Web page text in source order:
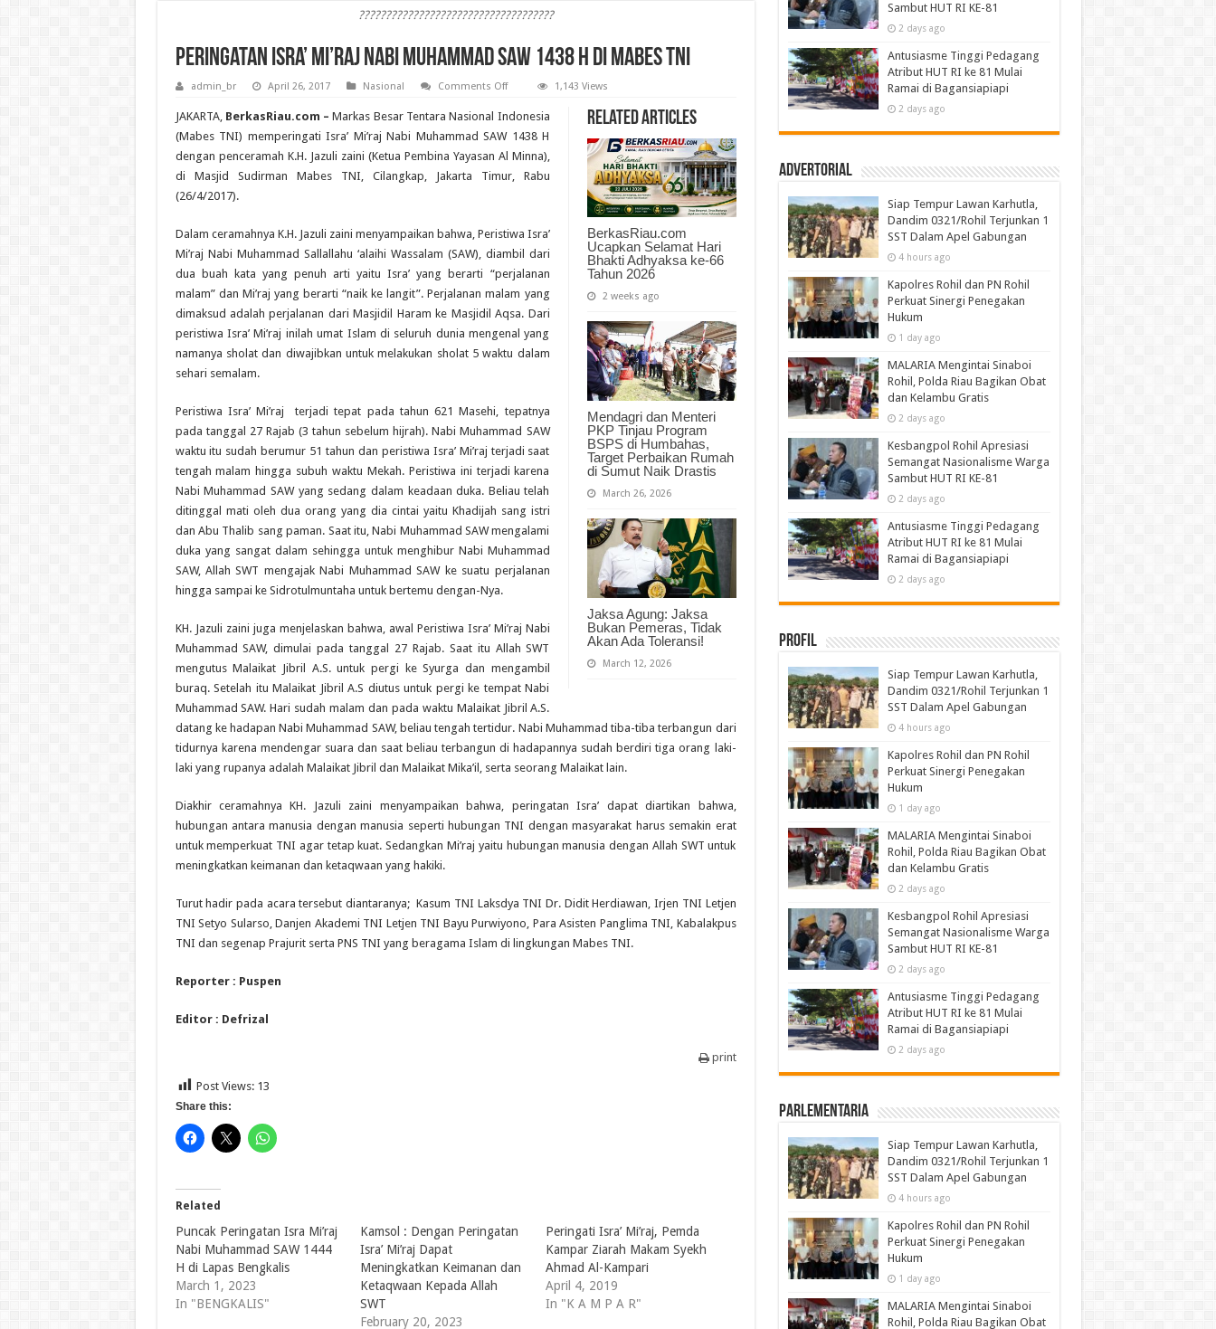
????????????????????????????????????
Peringatan Isra’ Mi’raj Nabi Muhammad SAW 1438 H di Mabes TNI
admin_br April 26, 2017 Nasional Comments Offon
Mi’raj
Nabi
Muhammad
SAW
H
1,143 Views
Related Articles
BerkasRiau.com
Ucapkan Selamat Hari
Bhakti Adhyaksa ke-66
Tahun 2026
2 weeks ago
Mendagri dan Menteri
PKP Tinjau Program
BSPS di Humbahas,
Target Perbaikan Rumah
di Sumut Naik Drastis
March 26, 2026
Jaksa Agung: Jaksa
Bukan Pemeras, Tidak
Akan Ada Toleransi!
March 12, 2026
JAKARTA, BerkasRiau.com – Markas Besar Tentara Nasional Indonesia
(Mabes TNI) memperingati Isra’ Mi’raj Nabi Muhammad SAW 1438 H
dengan penceramah K.H. Jazuli zaini (Ketua Pembina Yayasan Al Minna),
di Masjid Sudirman Mabes TNI, Cilangkap, Jakarta Timur, Rabu
(26/4/2017).
Dalam ceramahnya K.H. Jazuli zaini menyampaikan bahwa, Peristiwa Isra’
Mi’raj Nabi Muhammad Sallallahu ‘alaihi Wassalam (SAW), diambil dari
dua buah kata yang penuh arti yaitu Isra’ yang berarti “perjalanan
malam” dan Mi’raj yang berarti “naik ke langit”. Perjalanan malam yang
dimaksud adalah perjalanan dari Masjidil Haram ke Masjidil Aqsa. Dari
peristiwa Isra’ Mi’raj inilah umat Islam di seluruh dunia mengenal yang
namanya sholat dan diwajibkan untuk melakukan sholat 5 waktu dalam
sehari semalam.
Peristiwa Isra’ Mi’raj terjadi tepat pada tahun 621 Masehi, tepatnya
pada tanggal 27 Rajab (3 tahun sebelum hijrah). Nabi Muhammad SAW
waktu itu sudah berumur 51 tahun dan peristiwa Isra’ Mi’raj terjadi saat
tengah malam hingga subuh waktu Mekah. Peristiwa ini terjadi karena
Nabi Muhammad SAW yang sedang dalam keadaan duka. Beliau telah
ditinggal mati oleh dua orang yang dia cintai yaitu Khadijah sang istri
dan Abu Thalib sang paman. Saat itu, Nabi Muhammad SAW mengalami
duka yang sangat dalam sehingga untuk menghibur Nabi Muhammad
SAW, Allah SWT mengajak Nabi Muhammad SAW ke suatu perjalanan
hingga sampai ke Sidrotulmuntaha untuk bertemu dengan-Nya.
KH. Jazuli zaini juga menjelaskan bahwa, awal Peristiwa Isra’ Mi’raj Nabi
Muhammad SAW, dimulai pada tanggal 27 Rajab. Saat itu Allah SWT
mengutus Malaikat Jibril A.S. untuk pergi ke Syurga dan mengambil
buraq. Setelah itu Malaikat Jibril A.S diutus untuk pergi ke tempat Nabi
Muhammad SAW. Hari sudah malam dan pada waktu Malaikat Jibril A.S.
datang ke hadapan Nabi Muhammad SAW, beliau tengah tertidur. Nabi Muhammad tiba-tiba terbangun dari
tidurnya karena mendengar suara dan saat beliau terbangun di hadapannya sudah berdiri tiga orang laki-
laki yang rupanya adalah Malaikat Jibril dan Malaikat Mika’il, serta seorang Malaikat lain.
Diakhir ceramahnya KH. Jazuli zaini menyampaikan bahwa, peringatan Isra’ dapat diartikan bahwa,
hubungan antara manusia dengan manusia seperti hubungan TNI dengan masyarakat harus semakin erat
untuk memperkuat TNI agar tetap kuat. Sedangkan Mi’raj yaitu hubungan manusia dengan Allah SWT untuk
meningkatkan keimanan dan ketaqwaan yang hakiki.
Turut hadir pada acara tersebut diantaranya; Kasum TNI Laksdya TNI Dr. Didit Herdiawan, Irjen TNI Letjen
TNI Setyo Sularso, Danjen Akademi TNI Letjen TNI Bayu Purwiyono, Para Asisten Panglima TNI, Kabalakpus
TNI dan segenap Prajurit serta PNS TNI yang beragama Islam di lingkungan Mabes TNI.
Reporter : Puspen
Editor : Defrizal
print
Post Views: 13
Share this:
Related
Puncak Peringatan Isra Mi’raj
Nabi Muhammad SAW 1444
H di Lapas Bengkalis
March 1, 2023
In "BENGKALIS"
Kamsol : Dengan Peringatan
Isra’ Mi’raj Dapat
Meningkatkan Keimanan dan
Ketaqwaan Kepada Allah
SWT
February 20, 2023
Peringati Isra’ Mi’raj, Pemda
Kampar Ziarah Makam Syekh
Ahmad Al-Kampari
April 4, 2019
In "K A M P A R"
Sambut HUT RI KE-81
2 days ago
Antusiasme Tinggi Pedagang
Atribut HUT RI ke 81 Mulai
Ramai di Bagansiapiapi
2 days ago
Advertorial
Siap Tempur Lawan Karhutla,
Dandim 0321/Rohil Terjunkan 1
SST Dalam Apel Gabungan
4 hours ago
Kapolres Rohil dan PN Rohil
Perkuat Sinergi Penegakan
Hukum
1 day ago
MALARIA Mengintai Sinaboi
Rohil, Polda Riau Bagikan Obat
dan Kelambu Gratis
2 days ago
Kesbangpol Rohil Apresiasi
Semangat Nasionalisme Warga
Sambut HUT RI KE-81
2 days ago
Antusiasme Tinggi Pedagang
Atribut HUT RI ke 81 Mulai
Ramai di Bagansiapiapi
2 days ago
Profil
Siap Tempur Lawan Karhutla,
Dandim 0321/Rohil Terjunkan 1
SST Dalam Apel Gabungan
4 hours ago
Kapolres Rohil dan PN Rohil
Perkuat Sinergi Penegakan
Hukum
1 day ago
MALARIA Mengintai Sinaboi
Rohil, Polda Riau Bagikan Obat
dan Kelambu Gratis
2 days ago
Kesbangpol Rohil Apresiasi
Semangat Nasionalisme Warga
Sambut HUT RI KE-81
2 days ago
Antusiasme Tinggi Pedagang
Atribut HUT RI ke 81 Mulai
Ramai di Bagansiapiapi
2 days ago
Parlementaria
Siap Tempur Lawan Karhutla,
Dandim 0321/Rohil Terjunkan 1
SST Dalam Apel Gabungan
4 hours ago
Kapolres Rohil dan PN Rohil
Perkuat Sinergi Penegakan
Hukum
1 day ago
MALARIA Mengintai Sinaboi
Rohil, Polda Riau Bagikan Obat